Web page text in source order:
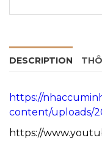
DESCRIPTION
https://
content/uploads/
https://